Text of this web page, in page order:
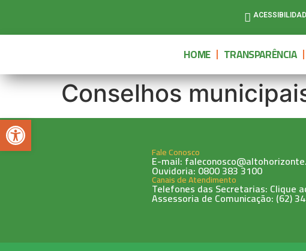
HOME TRANSPARÊNCIA
Conselhos
Fale Conosco
E-mail:
Ouvidoria: 0800 383 3100
Canais de Atendimento
Telefones das Secretarias: Clique
Assessoria de Comunicação: (62)
Abrir a barra de ferramentas